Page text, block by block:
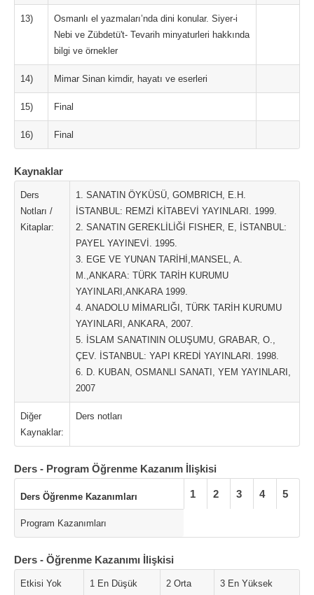
13)
Osmanlı el yazmaları’nda dini konular. Siyer-i
Nebi ve Zübdetü't- Tevarih minyaturleri hakkında
bilgi ve örnekler
14) Mimar Sinan kimdir, hayatı ve eserleri
15) Final
16) Final
Kaynaklar
Ders
Notları /
Kitaplar:
1. SANATIN ÖYKÜSÜ, GOMBRICH, E.H.
İSTANBUL: REMZİ KİTABEVİ YAYINLARI. 1999.
2. SANATIN GEREKLİLİĞİ FISHER, E, İSTANBUL:
PAYEL YAYINEVİ. 1995.
3. EGE VE YUNAN TARİHİ,MANSEL, A.
M.,ANKARA: TÜRK TARİH KURUMU
YAYINLARI,ANKARA 1999.
4. ANADOLU MİMARLIĞI, TÜRK TARİH KURUMU
YAYINLARI, ANKARA, 2007.
5. İSLAM SANATININ OLUŞUMU, GRABAR, O.,
ÇEV. İSTANBUL: YAPI KREDİ YAYINLARI. 1998.
6. D. KUBAN, OSMANLI SANATI, YEM YAYINLARI,
2007
Diğer
Kaynaklar:
Ders notları
Ders - Program Öğrenme Kazanım İlişkisi
Ders Öğrenme Kazanımları 1 2 3 4 5
Program Kazanımları
Ders - Öğrenme Kazanımı İlişkisi
Etkisi Yok 1 En Düşük 2 Orta 3 En Yüksek